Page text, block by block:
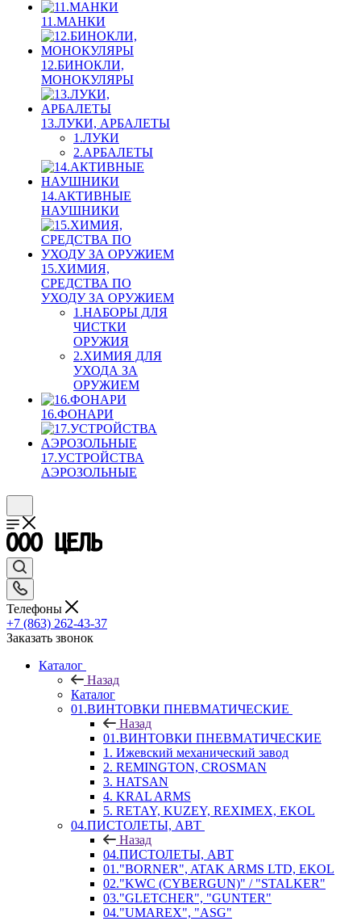
11.МАНКИ
12.БИНОКЛИ,
МОНОКУЛЯРЫ
13.ЛУКИ, АРБАЛЕТЫ
1.ЛУКИ
2.АРБАЛЕТЫ
14.АКТИВНЫЕ
НАУШНИКИ
15.ХИМИЯ,
СРЕДСТВА ПО
УХОДУ ЗА ОРУЖИЕМ
1.НАБОРЫ ДЛЯ
ЧИСТКИ
ОРУЖИЯ
2.ХИМИЯ ДЛЯ
УХОДА ЗА
ОРУЖИЕМ
16.ФОНАРИ
17.УСТРОЙСТВА
АЭРОЗОЛЬНЫЕ
Телефоны
+7 (863) 262-43-37
Заказать звонок
Каталог
Назад
Каталог
01.ВИНТОВКИ ПНЕВМАТИЧЕСКИЕ
Назад
01.ВИНТОВКИ ПНЕВМАТИЧЕСКИЕ
1. Ижевский механический завод
2. REMINGTON, CROSMAN
3. HATSAN
4. KRAL ARMS
5. RETAY, KUZEY, REXIMEX, EKOL
04.ПИСТОЛЕТЫ, АВТ
Назад
04.ПИСТОЛЕТЫ, АВТ
01."BORNER", ATAK ARMS LTD, EKOL
02."KWC (CYBERGUN)" / "STALKER"
03."GLETCHER", "GUNTER"
04."UMAREX", "ASG"